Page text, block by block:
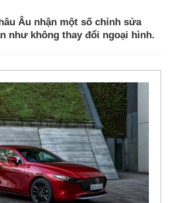
Âu nhận một số chỉnh sửa
như không thay đổi ngoại hình.